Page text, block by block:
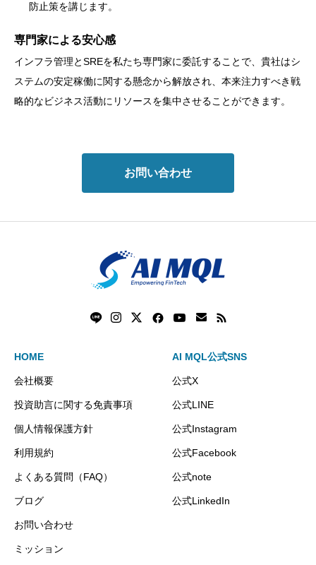
防止策を講じます。
専門家による安心感
インフラ管理とSREを私たち専門家に委託することで、貴社はシ
ステムの安定稼働に関する懸念から解放され、本来注力すべき戦
略的なビジネス活動にリソースを集中させることができます。
お問い合わせ
HOME
会社概要
投資助言に関する免責事項
個人情報保護方針
利用規約
よくある質問（FAQ）
ブログ
お問い合わせ
ミッション
AI MQL公式SNS
公式X
公式LINE
公式Instagram
公式Facebook
公式note
公式LinkedIn